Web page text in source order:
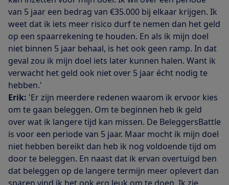
van 5 jaar een bedrag van €35.000 bij elkaar krijgen. Ik
weet dat ik iets meer risico durf te nemen dan het geld
op een spaarrekening te houden. En als ik mijn doel
niet binnen 5 jaar behaal, is het ook geen ramp. In dat
geval zou ik mijn doel iets later kunnen halen. Want ik
verwacht het geld ook niet over 5 jaar écht nodig te
hebben.'
Erik: 'Er zijn meerdere redenen waarom ik ervoor kies
om te gaan beleggen. Om te beginnen heb ik geld
over wat ik langere tijd kan missen. De BeleggersBattle
is voor een periode van 5 jaar. Maar mocht ik mijn doel
niet hebben bereikt dan heb ik nog voldoende tijd om
door te beleggen. En naast dat ik ervan overtuigd ben
dat beleggen op de langere termijn meer oplevert dan